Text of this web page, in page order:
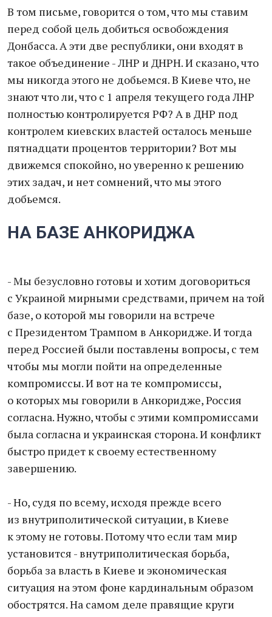
В том письме, говорится о том, что мы ставим
перед собой цель добиться освобождения
Донбасса. А эти две республики, они входят в
такое объединение - ЛНР и ДНРН. И сказано, что
мы никогда этого не добьемся. В Киеве что, не
знают что ли, что с 1 апреля текущего года ЛНР
полностью контролируется РФ? А в ДНР под
контролем киевских властей осталось меньше
пятнадцати процентов территории? Вот мы
движемся спокойно, но уверенно к решению
этих задач, и нет сомнений, что мы этого
добьемся.
НА БАЗЕ АНКОРИДЖА
- Мы безусловно готовы и хотим договориться
с Украиной мирными средствами, причем на той
базе, о которой мы говорили на встрече
с Президентом Трампом в Анкоридже. И тогда
перед Россией были поставлены вопросы, с тем
чтобы мы могли пойти на определенные
компромиссы. И вот на те компромиссы,
о которых мы говорили в Анкоридже, Россия
согласна. Нужно, чтобы с этими компромиссами
была согласна и украинская сторона. И конфликт
быстро придет к своему естественному
завершению.
- Но, судя по всему, исходя прежде всего
из внутриполитической ситуации, в Киеве
к этому не готовы. Потому что если там мир
установится - внутриполитическая борьба,
борьба за власть в Киеве и экономическая
ситуация на этом фоне кардинальным образом
обострятся. На самом деле правящие круги